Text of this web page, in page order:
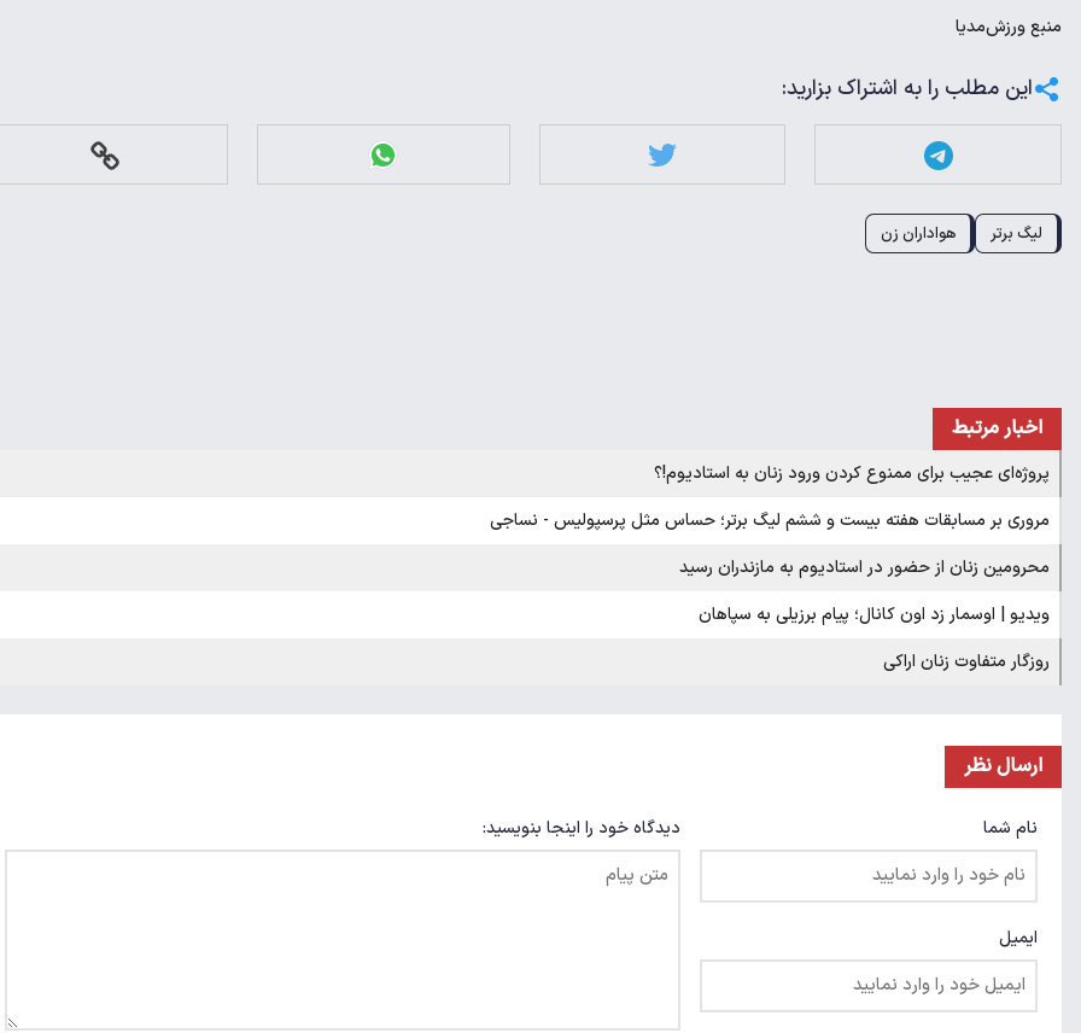
منبعورزش‌مدیا
این مطلب را به اشتراک بزارید:
لیگ برتر هواداران زن
اخبار مرتبط
پروژه‌ای عجیب برای ممنوع کردن ورود زنان به استادیوم!؟
مروری بر مسابقات هفته بیست و ششم لیگ برتر؛ حساس مثل پرسپولیس - نساجی
محرومین زنان از حضور در استادیوم به مازندران رسید
ویدیو | اوسمار زد اون کانال؛ پیام برزیلی به سپاهان
روزگار متفاوت زنان اراکی
ارسال نظر
نام شما
ایمیل
دیدگاه خود را اینجا بنویسید: